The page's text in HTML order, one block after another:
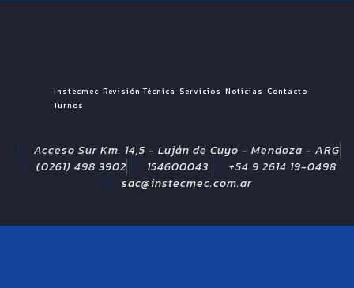
Instecmec Revisión Técnica Servicios Noticias Contacto
Turnos
Acceso Sur Km. 14,5 - Luján de Cuyo - Mendoza - ARG
(0261) 498 3902
154600043
+54 9 2614 19-0498
sac@instecmec.com.ar